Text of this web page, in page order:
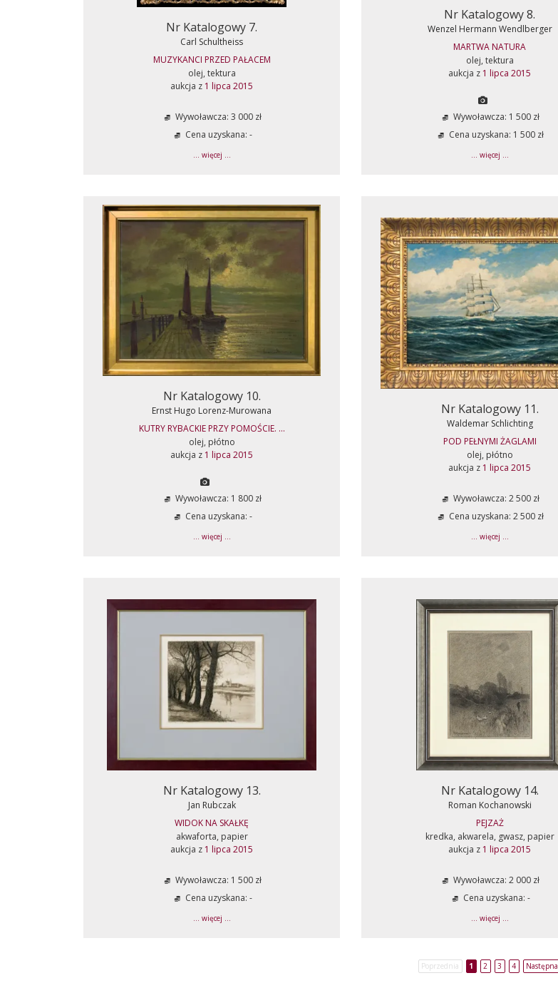
Nr Katalogowy 7.
Carl Schultheiss
MUZYKANCI PRZED PAŁACEM
olej, tektura
aukcja z 1 lipca 2015
Wywoławcza: 3 000 zł
Cena uzyskana: -
... więcej ...
Nr Katalogowy 8.
Wenzel Hermann Wendlberger
MARTWA NATURA
olej, tektura
aukcja z 1 lipca 2015
Wywoławcza: 1 500 zł
Cena uzyskana: 1 500 zł
... więcej ...
Nr Katalogowy 10.
Ernst Hugo Lorenz-Murowana
KUTRY RYBACKIE PRZY POMOŚCIE. ...
olej, płótno
aukcja z 1 lipca 2015
Wywoławcza: 1 800 zł
Cena uzyskana: -
... więcej ...
Nr Katalogowy 11.
Waldemar Schlichting
POD PEŁNYMI ŻAGLAMI
olej, płótno
aukcja z 1 lipca 2015
Wywoławcza: 2 500 zł
Cena uzyskana: 2 500 zł
... więcej ...
Nr Katalogowy 13.
Jan Rubczak
WIDOK NA SKAŁKĘ
akwaforta, papier
aukcja z 1 lipca 2015
Wywoławcza: 1 500 zł
Cena uzyskana: -
... więcej ...
Nr Katalogowy 14.
Roman Kochanowski
PEJZAŻ
kredka, akwarela, gwasz, papier
aukcja z 1 lipca 2015
Wywoławcza: 2 000 zł
Cena uzyskana: -
... więcej ...
Poprzednia 1 2 3 4 Następna